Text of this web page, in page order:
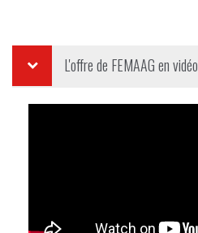
L'offre de FEMAAGen vidéo